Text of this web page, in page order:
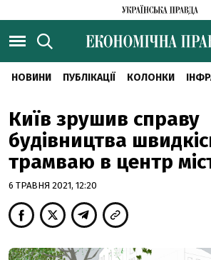
НОВИНИ ПУБЛІКАЦІЇ КОЛОНКИ
Київ зрушив справу
будівництва
трамваю в центр
6 ТРАВНЯ 2021, 12:20